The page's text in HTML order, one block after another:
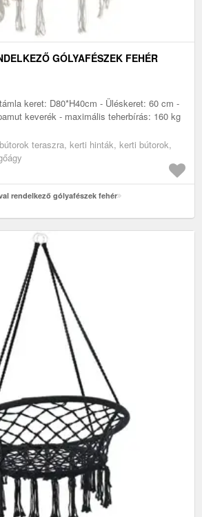
GÓLYAFÉSZEK FEHÉR
keret: D80*H40cm - Üléskeret: 60 cm -
keverék - maximális teherbírás: 160 kg
teraszra, kerti hinták, kerti bútorok,
rendelkező gólyafészek fehér